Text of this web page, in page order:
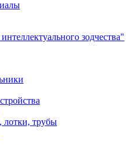
зодчества"
лотки, трубы